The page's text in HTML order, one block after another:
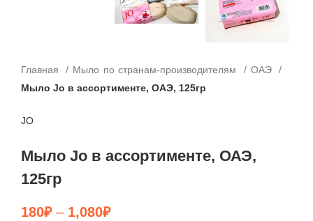
Главная Мыло по странам-производителям
ОАЭ
Мыло Jo в ассортименте, ОАЭ, 125гр
JO
Мыло Jo в ассортименте, ОАЭ,
125гр
180₽ – 1,080₽